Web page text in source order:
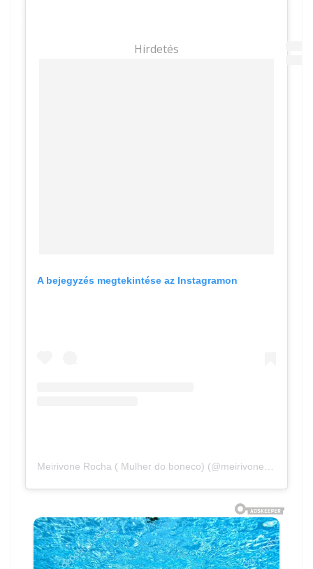
Hirdetés
A bejegyzés megtekintése az Instagramon
Meirivone Rocha ( Mulher do boneco) (@meirivone_santinha) által megosztott bejegyzés